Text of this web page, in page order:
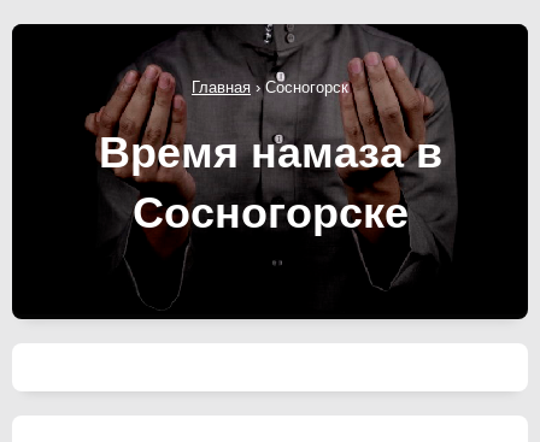
Главная ›Сосногорск
Время намаза в
Сосногорске